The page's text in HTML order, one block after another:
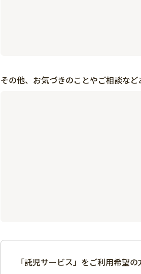
その他、お気づきのことやご相談な
「託児サービス」をご利用希望の